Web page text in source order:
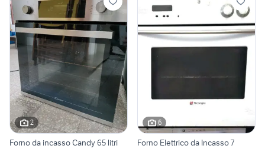
2
Forno da incasso Candy 65 litri
6
Forno Elettrico da Incasso 7